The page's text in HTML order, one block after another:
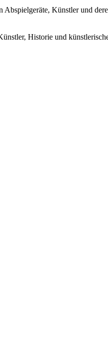
Abspielgeräte, Künstler und
Historie und